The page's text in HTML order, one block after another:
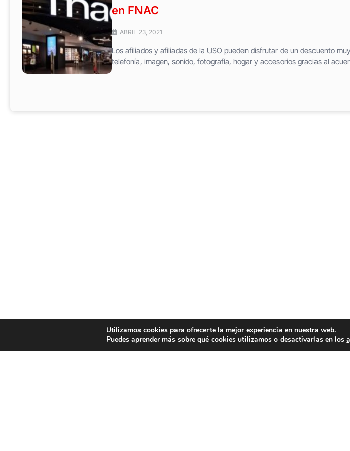
en FNAC
ABRIL 23, 2021
Los afiliados y afiliadas de la USO pueden disfrutar de un descuento
telefonía, imagen, sonido, fotografía, hogar y accesorios gracias al
Utilizamos cookies para ofrecerte la mejor experiencia en nuestra web.
Puedes aprender más sobre qué cookies utilizamos o desactivarlas en los